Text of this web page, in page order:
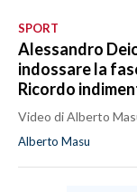
SPORT
Alessandro
indossare la
Ricordo
Video di Alberto
Alberto Masu